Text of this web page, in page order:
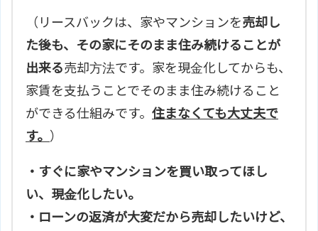
（リースバックは、家やマンションを売却し
た後も、その家にそのまま住み続けることが
出来る売却方法です。家を現金化してからも、
家賃を支払うことでそのまま住み続けること
ができる仕組みです。 住まなくても大丈夫で
す。 ）
・すぐに家やマンションを買い取ってほし
い、現金化したい。
・ローンの返済が大変だから売却したいけど、